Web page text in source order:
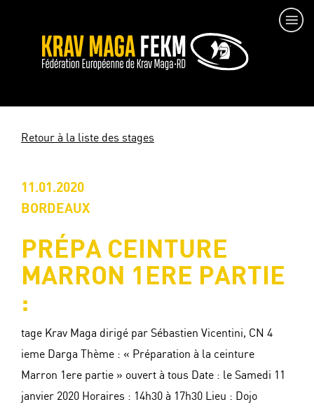
Retour à la liste des stages
11.01.2020
BORDEAUX
PRÉPA CEINTURE
MARRON 1ERE PARTIE
:
tage Krav Maga dirigé par Sébastien Vicentini, CN 4
ieme Darga Thème : « Préparation à la ceinture
Marron 1ere partie » ouvert à tous Date : le Samedi 11
janvier 2020 Horaires : 14h30 à 17h30 Lieu : Dojo